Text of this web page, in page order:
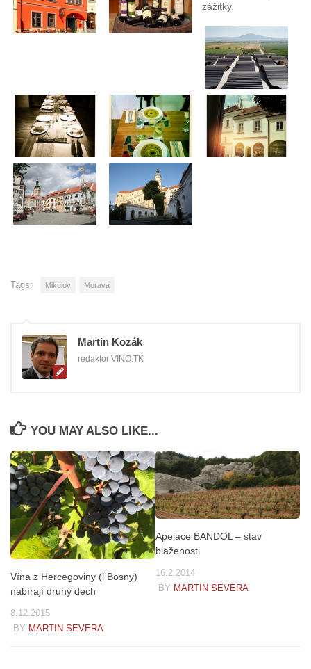
zážitky.
Tags: Mikulov Morava
Martin Kozák
redaktor VINO.TK
YOU MAY ALSO LIKE...
Vína z Hercegoviny (i Bosny)
nabírají druhý dech
8.12.2015
BY MARTIN SEVERA
Apelace BANDOL – stav
blaženosti
16.2.2014
BY MARTIN SEVERA